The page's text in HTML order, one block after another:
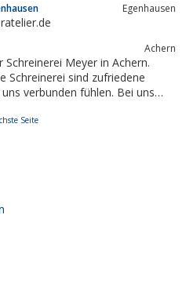
Egenhausen
Achern
Meyer in Achern.
Schreinerei sind zufriedene
Seite